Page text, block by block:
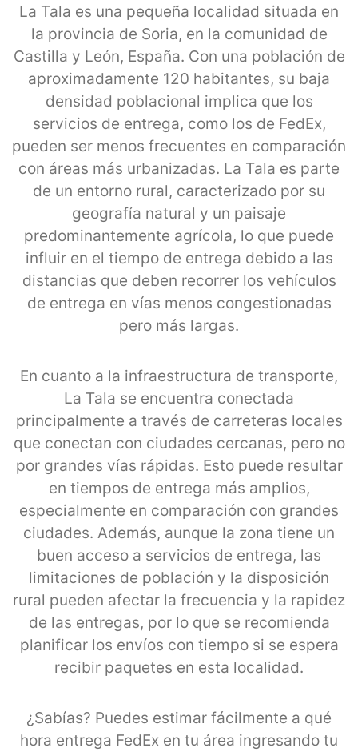
La Tala es una pequeña localidad situada en
la provincia de Soria, en la comunidad de
Castilla y León, España. Con una población de
aproximadamente 120 habitantes, su baja
densidad poblacional implica que los
servicios de entrega, como los de FedEx,
pueden ser menos frecuentes en comparación
con áreas más urbanizadas. La Tala es parte
de un entorno rural, caracterizado por su
geografía natural y un paisaje
predominantemente agrícola, lo que puede
influir en el tiempo de entrega debido a las
distancias que deben recorrer los vehículos
de entrega en vías menos congestionadas
pero más largas.
En cuanto a la infraestructura de transporte,
La Tala se encuentra conectada
principalmente a través de carreteras locales
que conectan con ciudades cercanas, pero no
por grandes vías rápidas. Esto puede resultar
en tiempos de entrega más amplios,
especialmente en comparación con grandes
ciudades. Además, aunque la zona tiene un
buen acceso a servicios de entrega, las
limitaciones de población y la disposición
rural pueden afectar la frecuencia y la rapidez
de las entregas, por lo que se recomienda
planificar los envíos con tiempo si se espera
recibir paquetes en esta localidad.
¿Sabías? Puedes estimar fácilmente a qué
hora entrega FedEx en tu área ingresando tu